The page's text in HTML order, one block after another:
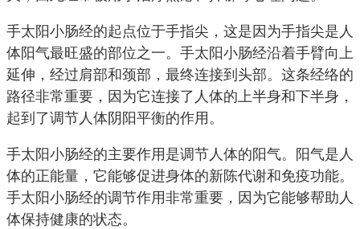
手太阳小肠经的起点位于手指尖，这是因为手指尖是人
体阳气最旺盛的部位之一。手太阳小肠经沿着手臂向上
延伸，经过肩部和颈部，最终连接到头部。这条经络的
路径非常重要，因为它连接了人体的上半身和下半身，
起到了调节人体阴阳平衡的作用。
手太阳小肠经的主要作用是调节人体的阳气。阳气是人
体的正能量，它能够促进身体的新陈代谢和免疫功能。
手太阳小肠经的调节作用非常重要，因为它能够帮助人
体保持健康的状态。